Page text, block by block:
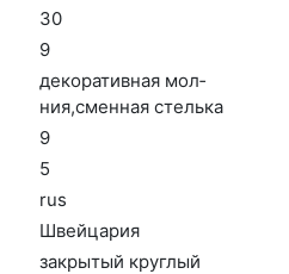
30
9
де­кора­тив­ная мол­
ния,смен­ная стель­ка
9
5
rus
Швей­ца­рия
зак­ры­тый круг­лый